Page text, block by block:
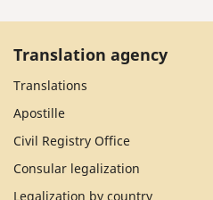
Translation agency
Translations
Apostille
Civil Registry Office
Consular legalization
Legalization by country